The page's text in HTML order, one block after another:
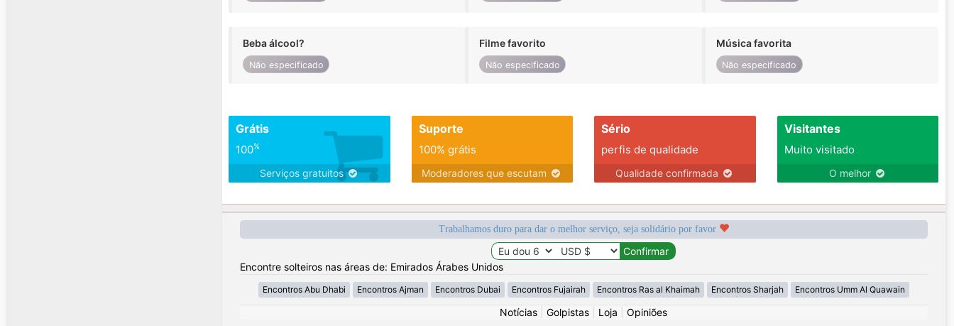
Beba álcool?
Não especificado
Filme favorito
Não especificado
Música favorita
Não especificado
Grátis
100%
Serviços gratuitos
Suporte
100% grátis
Moderadores que escutam
Sério
perfis de qualidade
Qualidade confirmada
Visitantes
Muito visitado
O melhor
Trabalhamos duro para dar o melhor serviço, seja solidário por favor
Encontre solteiros nas áreas de: Emirados Árabes Unidos
Encontros Abu Dhabi Encontros Ajman Encontros Dubai Encontros Fujairah Encontros Ras al Khaimah Encontros Sharjah Encontros Umm Al Quawain
Notícias Golpistas Loja Opiniões